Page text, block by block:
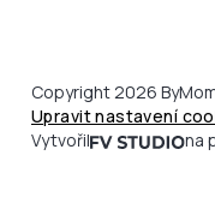
Copyright 2026
Upravit nastavení
Vytvořil
na